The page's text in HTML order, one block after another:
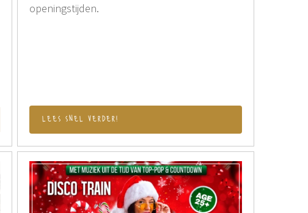
openingstijden.
lees snel verder!